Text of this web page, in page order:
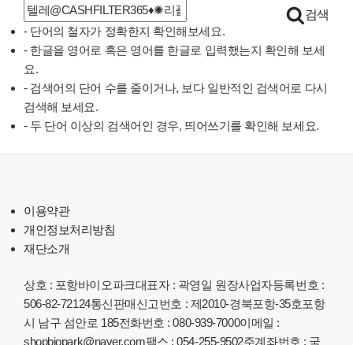
검
색:
검색
- 단어의 철자가 정확한지 확인해보세요.
- 한글을 영어로 혹은 영어를 한글로 입력했는지 확인해 보세
요.
- 검색어의 단어 수를 줄이거나, 보다 일반적인 검색어로 다시
검색해 보세요.
- 두 단어 이상의 검색어인 경우, 띄어쓰기를 확인해 보세요.
이용약관
개인정보처리방침
재단소개
상호 : 포항바이오파크대표자 : 곽영일 원장사업자등록번호 :
506-82-72124통신판매신고번호 : 제2010-경북포항-35호포항
시 남구 섬안로 185전화번호 : 080-939-7000이메일 :
shopbiopark@naver.com팩스 : 054-255-9502주계좌번호 : 국